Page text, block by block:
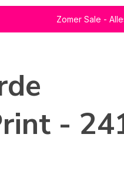
Zomer Sale -
-